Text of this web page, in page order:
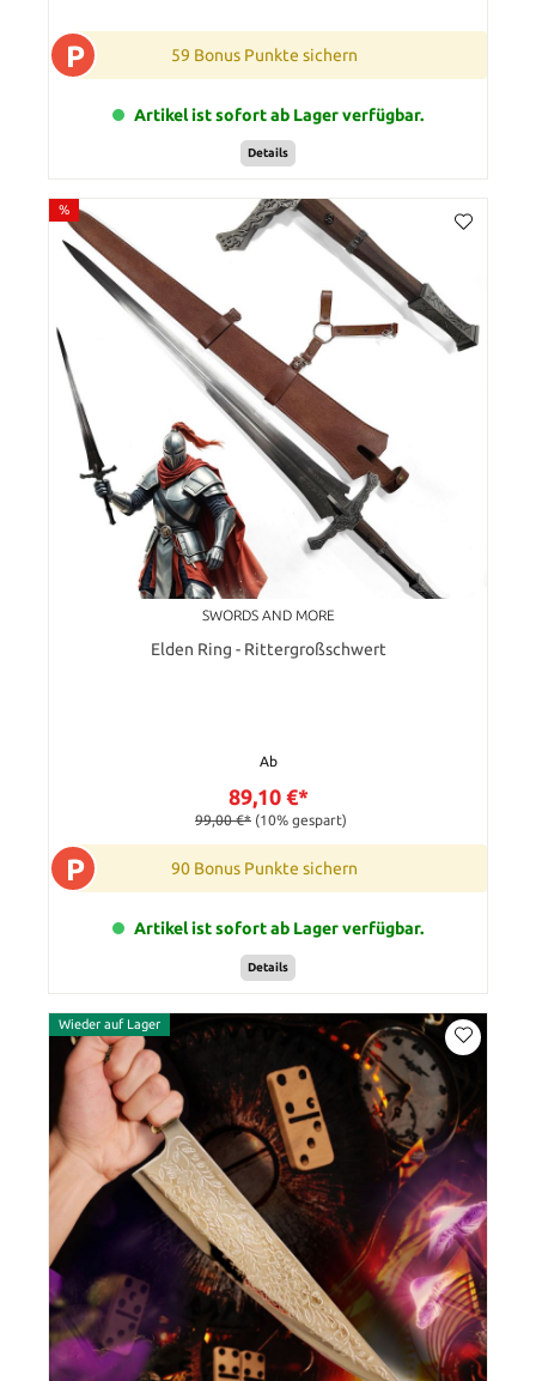
P 59 Bonus Punkte sichern
Artikel ist sofort ab Lager verfügbar.
Details
%
SWORDS AND MORE
Elden Ring - Rittergroßschwert
Ab
89,10 €*
99,00 €* (10% gespart)
P 90 Bonus Punkte sichern
Artikel ist sofort ab Lager verfügbar.
Details
Wieder auf Lager